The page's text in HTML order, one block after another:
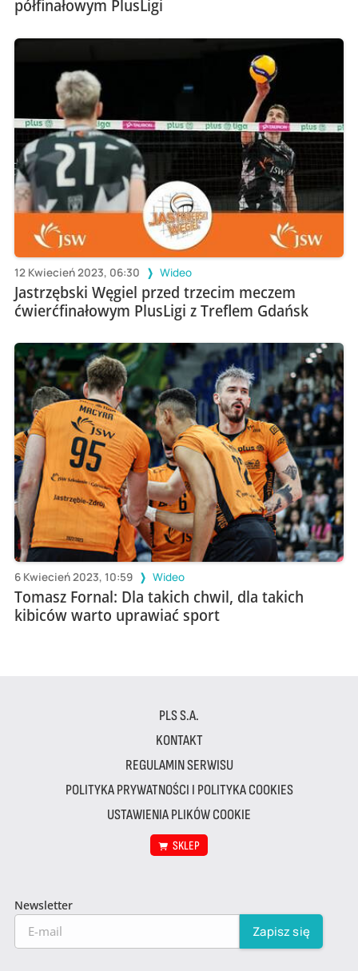
półfinałowym PlusLigi
12 Kwiecień 2023, 06:30 Wideo
Jastrzębski Węgiel przed trzecim meczem
ćwierćfinałowym PlusLigi z Treflem Gdańsk
6 Kwiecień 2023, 10:59 Wideo
Tomasz Fornal: Dla takich chwil, dla takich
kibiców warto uprawiać sport
PLS S.A.
KONTAKT
REGULAMIN SERWISU
POLITYKA PRYWATNOŚCI I POLITYKA COOKIES
USTAWIENIA PLIKÓW COOKIE
SKLEP
Newsletter